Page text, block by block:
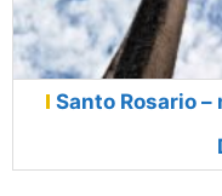
Santo Rosario